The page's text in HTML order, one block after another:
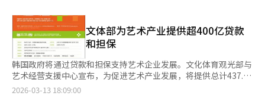
文体部为艺术产业提供超400亿贷款
和担保
韩国政府将通过贷款和担保支持艺术企业发展。文化体育观光部与
艺术经营支援中心宣布，为促进艺术产业发展，将提供总计437.5
亿韩元的贷款和担保。贷款由NH农协银行和韩亚银行提供，担保
2026-03-13 18:09:00
页